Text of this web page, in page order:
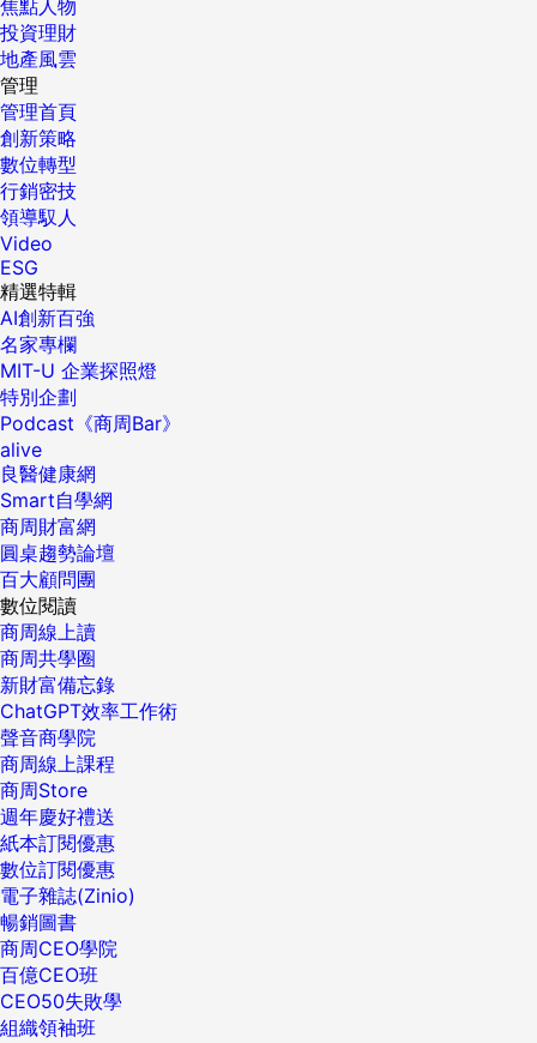
焦點人物
投資理財
地產風雲
管理
管理首頁
創新策略
數位轉型
行銷密技
領導馭人
Video
ESG
精選特輯
AI創新百強
名家專欄
MIT-U 企業探照燈
特別企劃
Podcast《商周Bar》
alive
良醫健康網
Smart自學網
商周財富網
圓桌趨勢論壇
百大顧問團
數位閱讀
商周線上讀
商周共學圈
新財富備忘錄
ChatGPT效率工作術
聲音商學院
商周線上課程
商周Store
週年慶好禮送
紙本訂閱優惠
數位訂閱優惠
電子雜誌(Zinio)
暢銷圖書
商周CEO學院
百億CEO班
CEO50失敗學
組織領袖班